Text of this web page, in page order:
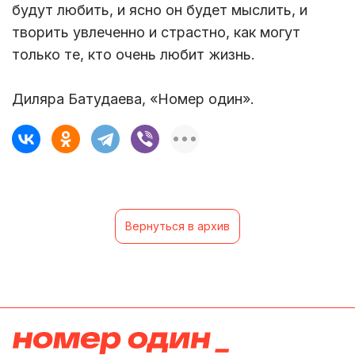
будут любить, и ясно он будет мыслить, и
творить увлеченно и страстно, как могут
только те, кто очень любит жизнь.
Диляра Батудаева, «Номер один».
Вернуться в архив